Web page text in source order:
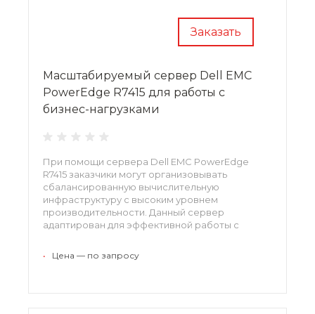
Заказать
Масштабируемый сервер Dell EMC
PowerEdge R7415 для работы с
бизнес-нагрузками
При помощи сервера Dell EMC PowerEdge
R7415 заказчики могут организовывать
сбалансированную вычислительную
инфраструктуру с высоким уровнем
производительности. Данный сервер
адаптирован для эффективной работы с
Сервер базируется на процессорах AMD SP3 и
• Цена — по запросу